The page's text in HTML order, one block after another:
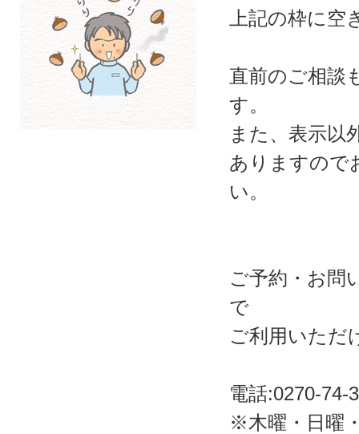
上記の枠に
直前のご相談
す。
また、表示以
ありますので
い。
ご予約・お問
で
ご利用いただ
電話:0270-74-
※木曜・日曜